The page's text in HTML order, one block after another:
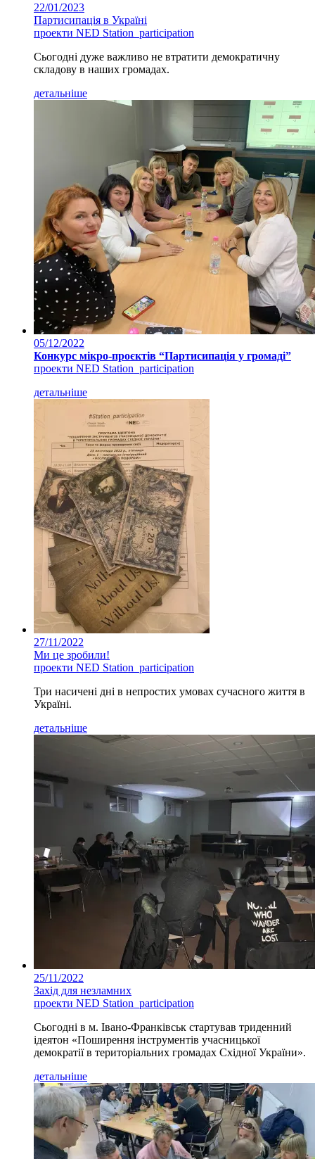
22/01/2023
Партисипація в Україні
проекти NED Station_participation
Сьогодні дуже важливо не втратити демократичну
складову в наших громадах.
детальніше
05/12/2022
Конкурс мікро-проєктів “Партисипація у громаді”
проекти NED Station_participation
детальніше
27/11/2022
Ми це зробили!
проекти NED Station_participation
Три насичені дні в непростих умовах сучасного життя в
Україні.
детальніше
25/11/2022
Захід для незламних
проекти NED Station_participation
Сьогодні в м. Івано-Франківськ стартував триденний
ідеятон «Поширення інструментів учасницької
демократії в територіальних громадах Східної України».
детальніше